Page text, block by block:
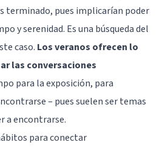
terminado, pues implicarían poder
y serenidad. Es una búsqueda del
caso. Los veranos ofrecen lo
las conversaciones
para la exposición, para
– pues suelen ser temas
a encontrarse.
para conectar